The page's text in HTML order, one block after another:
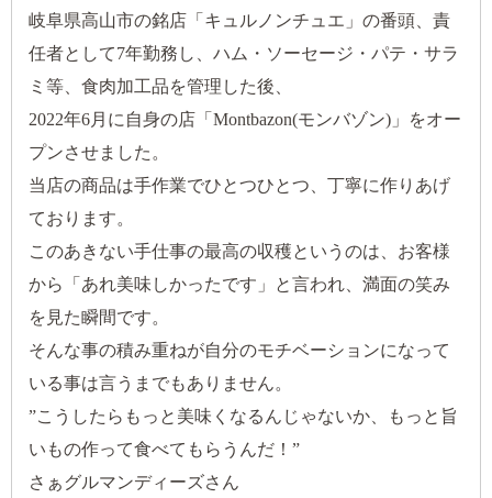
岐阜県高山市の銘店「キュルノンチュエ」の番頭、責
任者として7年勤務し、ハム・ソーセージ・パテ・サラ
ミ等、食肉加工品を管理した後、
2022年6月に自身の店「Montbazon(モンバゾン)」をオー
プンさせました。
当店の商品は手作業でひとつひとつ、丁寧に作りあげ
ております。
このあきない手仕事の最高の収穫というのは、お客様
から「あれ美味しかったです」と言われ、満面の笑み
を見た瞬間です。
そんな事の積み重ねが自分のモチベーションになって
いる事は言うまでもありません。
”こうしたらもっと美味くなるんじゃないか、もっと旨
いもの作って食べてもらうんだ！”
さぁグルマンディーズさん